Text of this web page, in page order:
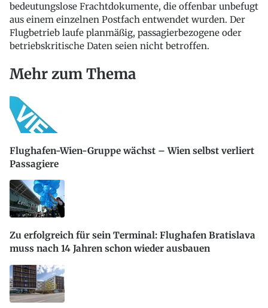
bedeutungslose Frachtdokumente, die offenbar unbefugt
aus einem einzelnen Postfach entwendet wurden. Der
Flugbetrieb laufe planmäßig, passagierbezogene oder
betriebskritische Daten seien nicht betroffen.
Mehr zum Thema
Flughafen-Wien-Gruppe wächst – Wien selbst verliert
Passagiere
Zu erfolgreich für sein Terminal: Flughafen Bratislava
muss nach 14 Jahren schon wieder ausbauen